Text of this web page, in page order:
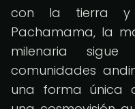
con la tierra y
Pachamama, la
milenaria
comunidades
una forma única